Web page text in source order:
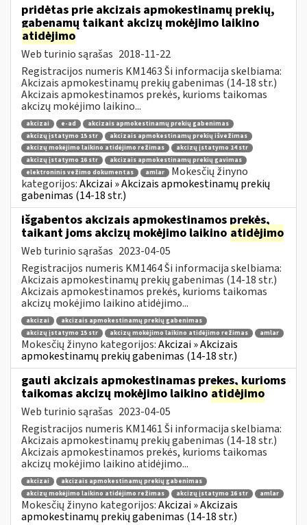
pridėtas prie akcizais apmokestinamų prekių,
gabenamų taikant akcizų mokėjimo laikino
atidėjimo
Web turinio sąrašas 2018-11-22
Registracijos numeris KM1463 Ši informacija skelbiama:
Akcizais apmokestinamų prekių gabenimas (14-18 str.)
Akcizais apmokestinamos prekės, kurioms taikomas
akcizų mokėjimo laikino...
akcizai e-ad
akcizais apmokestinamų prekių gabenimas
akcizų įstatymo 15 str
akcizais apmokestinamų prekių išvežimas
akcizų mokėjimo laikino atidėjimo režimas
akcizų įstatymo 14 str
akcizų įstatymo 16 str
akcizais apmokestinamų prekių gavimas
elektroninis vežimo dokumentas
amlar
Mokesčių žinyno
kategorijos:Akcizai » Akcizais apmokestinamų prekių
gabenimas (14-18 str.)
išgabentos akcizais apmokestinamos prekės,
taikant joms akcizų mokėjimo laikino atidėjimo
Web turinio sąrašas 2023-04-05
Registracijos numeris KM1464 Ši informacija skelbiama:
Akcizais apmokestinamų prekių gabenimas (14-18 str.)
Akcizais apmokestinamos prekės, kurioms taikomas
akcizų mokėjimo laikino atidėjimo...
akcizai
akcizais apmokestinamų prekių gabenimas
akcizų įstatymo 15 str
akcizų mokėjimo laikino atidėjimo režimas amlar
Mokesčių žinyno kategorijos:Akcizai » Akcizais
apmokestinamų prekių gabenimas (14-18 str.)
gauti akcizais apmokestinamas prekes, kurioms
taikomas akcizų mokėjimo laikino atidėjimo
Web turinio sąrašas 2023-04-05
Registracijos numeris KM1461 Ši informacija skelbiama:
Akcizais apmokestinamų prekių gabenimas (14-18 str.)
Akcizais apmokestinamos prekės, kurioms taikomas
akcizų mokėjimo laikino atidėjimo...
akcizai
akcizais apmokestinamų prekių gabenimas
akcizų mokėjimo laikino atidėjimo režimas
akcizų įstatymo 16 str amlar
Mokesčių žinyno kategorijos:Akcizai » Akcizais
apmokestinamų prekių gabenimas (14-18 str.)